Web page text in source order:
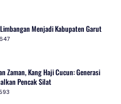
Menjadi Kabupaten Garut
647
Zaman, Kang Haji Cucun: Generasi
Pencak Silat